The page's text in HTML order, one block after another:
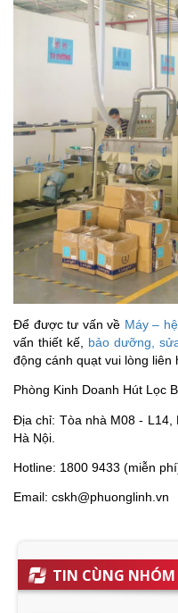
Để được tư vấn về Máy –
vấn thiết kế, bảo dưỡng,
động cánh quạt vui lòng liên
Phòng Kinh Doanh Hút Lọc
Địa chỉ: Tòa nhà M08 - L14,
Hà Nội.
Hotline: 1800 9433 (miễn
Email: cskh@phuonglinh.vn
TIN CÙNG NHÓM